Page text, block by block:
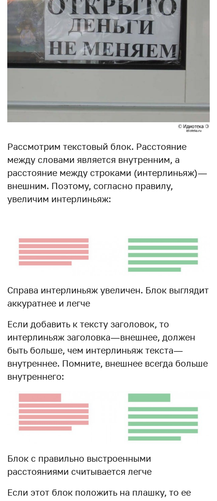
Рассмотрим текстовый блок. Расстояние
между словами является внутренним, а
расстояние между строками (интерлиньяж) —
внешним. Поэтому, согласно правилу,
увеличим интерлиньяж:
Справа интерлиньяж увеличен. Блок выглядит
аккуратнее и легче
Если добавить к тексту заголовок, то
интерлиньяж заголовка — внешнее, должен
быть больше, чем интерлиньяж текста —
внутреннее. Помните, внешнее всегда больше
внутреннего:
Блок с правильно выстроенными
расстояниями считывается легче
Если этот блок положить на плашку, то ее